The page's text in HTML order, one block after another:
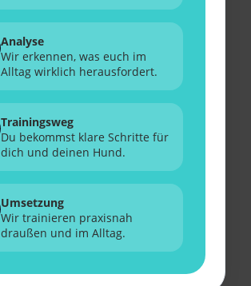
Analyse
Wir erkennen, was euch im
Alltag wirklich herausfordert.
Trainingsweg
Du bekommst klare Schritte für
dich und deinen Hund.
Umsetzung
Wir trainieren praxisnah
draußen und im Alltag.